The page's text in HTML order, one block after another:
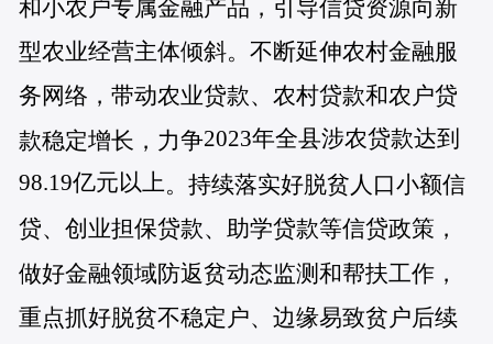
和小农户专属金融产品，引导信贷资源向新
型农业经营主体倾斜。不断延伸农村金融服
务网络，带动农业贷款、农村贷款和农户贷
款稳定增长，力争2023年全县涉农贷款达到
98.19亿元以上。持续落实好脱贫人口小额信
贷、创业担保贷款、助学贷款等信贷政策，
做好金融领域防返贫动态监测和帮扶工作，
重点抓好脱贫不稳定户、边缘易致贫户后续